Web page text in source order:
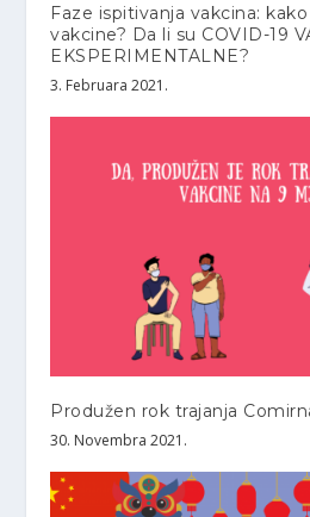
Faze ispitivanja vakcina:
vakcine? Da li su COVID-19
EKSPERIMENTALNE?
3. Februara 2021.
Produžen rok trajanja
30. Novembra 2021.